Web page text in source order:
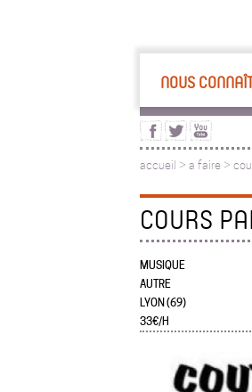
NOUS
accueil > a faire >
COURS
MUSIQUE
AUTRE
LYON (69)
33€/H